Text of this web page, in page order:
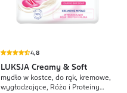
4,8
LUKSJA Creamy & Soft
mydło w kostce, do rąk, kremowe,
wygładzające, Róża i Proteiny